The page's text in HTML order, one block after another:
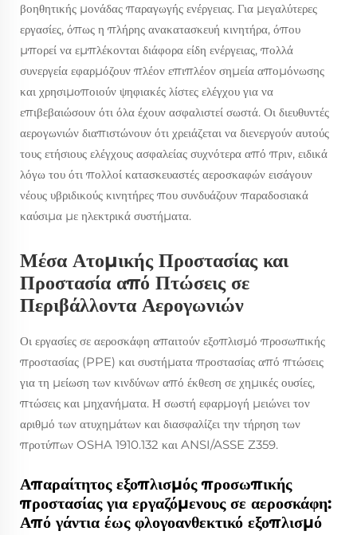
βοηθητικής μονάδας παραγωγής ενέργειας. Για μεγαλύτερες
εργασίες, όπως η πλήρης ανακατασκευή κινητήρα, όπου
μπορεί να εμπλέκονται διάφορα είδη ενέργειας, πολλά
συνεργεία εφαρμόζουν πλέον επιπλέον σημεία απομόνωσης
και χρησιμοποιούν ψηφιακές λίστες ελέγχου για να
επιβεβαιώσουν ότι όλα έχουν ασφαλιστεί σωστά. Οι διευθυντές
αερογωνιών διαπιστώνουν ότι χρειάζεται να διενεργούν αυτούς
τους ετήσιους ελέγχους ασφαλείας συχνότερα από πριν, ειδικά
λόγω του ότι πολλοί κατασκευαστές αεροσκαφών εισάγουν
νέους υβριδικούς κινητήρες που συνδυάζουν παραδοσιακά
καύσιμα με ηλεκτρικά συστήματα.
Μέσα Ατομικής Προστασίας και
Προστασία από Πτώσεις σε
Περιβάλλοντα Αερογωνιών
Οι εργασίες σε αεροσκάφη απαιτούν εξοπλισμό προσωπικής
προστασίας (PPE) και συστήματα προστασίας από πτώσεις
για τη μείωση των κινδύνων από έκθεση σε χημικές ουσίες,
πτώσεις και μηχανήματα. Η σωστή εφαρμογή μειώνει τον
αριθμό των ατυχημάτων και διασφαλίζει την τήρηση των
προτύπων OSHA 1910.132 και ANSI/ASSE Z359.
Απαραίτητος εξοπλισμός προσωπικής
προστασίας για εργαζόμενους σε αεροσκάφη:
Από γάντια έως φλογοανθεκτικό εξοπλισμό